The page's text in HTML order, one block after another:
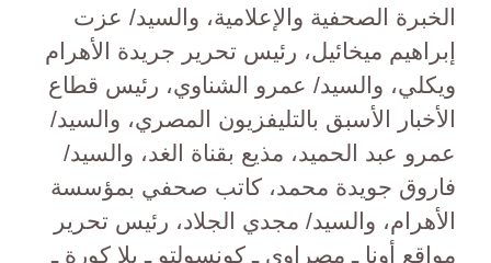
الخبرة الصحفية والإعلامية، والسيد/ عزت
إبراهيم ميخائيل، رئيس تحرير جريدة الأهرام
ويكلي، والسيد/ عمرو الشناوي، رئيس قطاع
الأخبار الأسبق بالتليفزيون المصري، والسيد/
عمرو عبد الحميد، مذيع بقناة الغد، والسيد/
فاروق جويدة محمد، كاتب صحفي بمؤسسة
الأهرام، والسيد/ مجدي الجلاد، رئيس تحرير
مواقع أونا ـ مصراوي ـ كونسولتو ـ يلا كورة ـ